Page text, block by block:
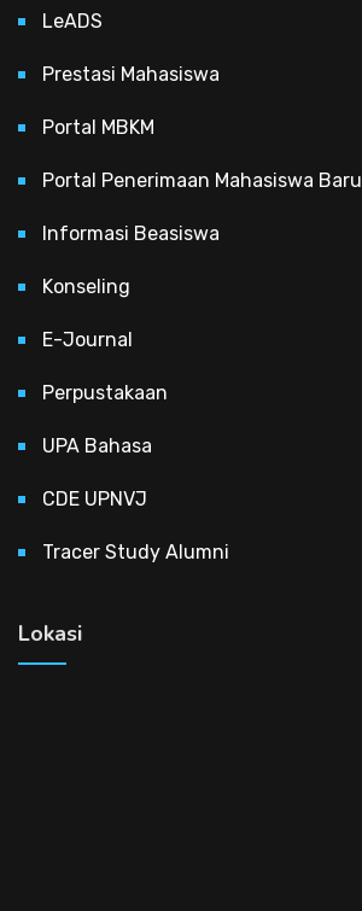
LeADS
Prestasi Mahasiswa
Portal MBKM
Portal Penerimaan Mahasiswa Baru
Informasi Beasiswa
Konseling
E-Journal
Perpustakaan
UPA Bahasa
CDE UPNVJ
Tracer Study Alumni
Lokasi